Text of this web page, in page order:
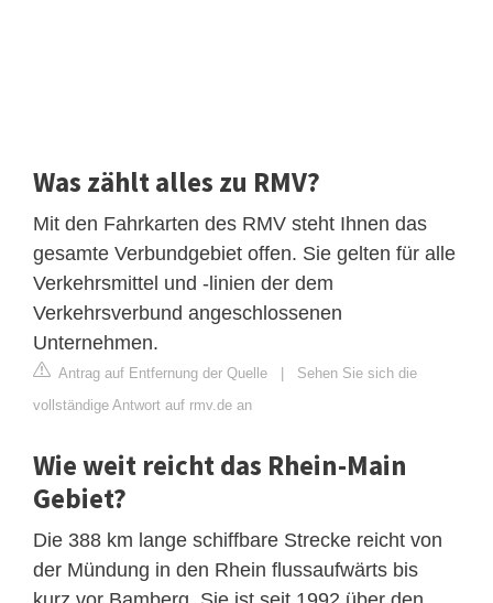
Was zählt alles zu RMV?
Mit den Fahrkarten des RMV steht Ihnen das
gesamte Verbundgebiet offen. Sie gelten für alle
Verkehrsmittel und -linien der dem
Verkehrsverbund angeschlossenen
Unternehmen.
Antrag auf Entfernung der Quelle
Sehen Sie sich die
vollständige Antwort auf rmv.de an
Wie weit reicht das Rhein-Main
Gebiet?
Die 388 km lange schiffbare Strecke reicht von
der Mündung in den Rhein flussaufwärts bis